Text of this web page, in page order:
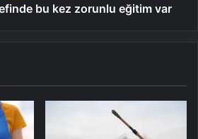
bu kez zorunlu eğitim var